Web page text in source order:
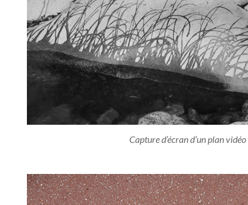
Capture d’écran d’un plan